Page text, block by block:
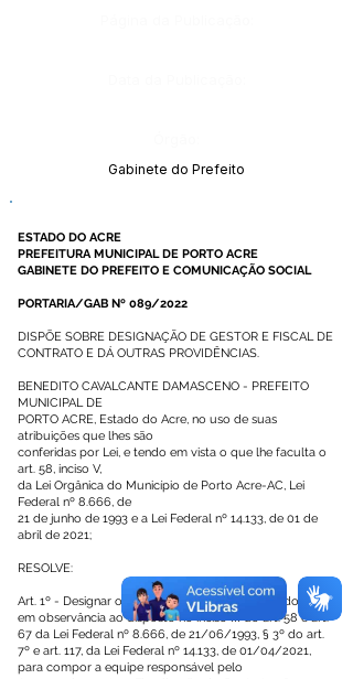
Gabinete do Prefeito
ESTADO DO ACRE
PREFEITURA MUNICIPAL DE PORTO ACRE
GABINETE DO PREFEITO E COMUNICAÇÃO SOCIAL
PORTARIA/GAB Nº 089/2022
DISPÕE SOBRE DESIGNAÇÃO DE GESTOR E FISCAL DE
CONTRATO E DÁ OUTRAS PROVIDÊNCIAS.
BENEDITO CAVALCANTE DAMASCENO - PREFEITO
MUNICIPAL DE
PORTO ACRE, Estado do Acre, no uso de suas
atribuições que lhes são
conferidas por Lei, e tendo em vista o que lhe faculta o
art. 58, inciso V,
da Lei Orgânica do Município de Porto Acre-AC, Lei
Federal nº 8.666, de
21 de junho de 1993 e a Lei Federal nº 14.133, de 01 de
abril de 2021;
RESOLVE:
Art. 1º - Designar os servidores abaixo relacionados para,
em observância ao disposto no inciso III do art. 58 e art.
67 da Lei Federal nº 8.666, de 21/06/1993, § 3º do art.
7º e art. 117, da Lei Federal nº 14.133, de 01/04/2021,
para compor a equipe responsável pelo